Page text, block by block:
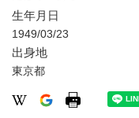
生年月日
1949/03/23
出身地
東京都